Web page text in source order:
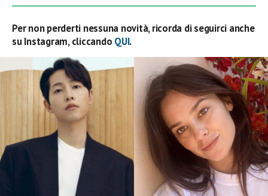
Per non perderti nessuna novità, ricorda di seguirci anche
su Instagram, cliccando QUI.